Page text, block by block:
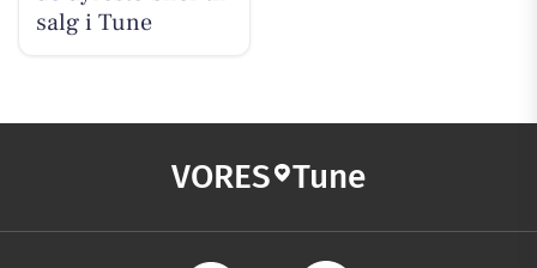
salg i Tune
VORES Tune